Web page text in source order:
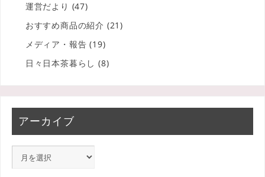
運営だより (47)
おすすめ商品の紹介 (21)
メディア・報告 (19)
日々日本茶暮らし (8)
アーカイブ